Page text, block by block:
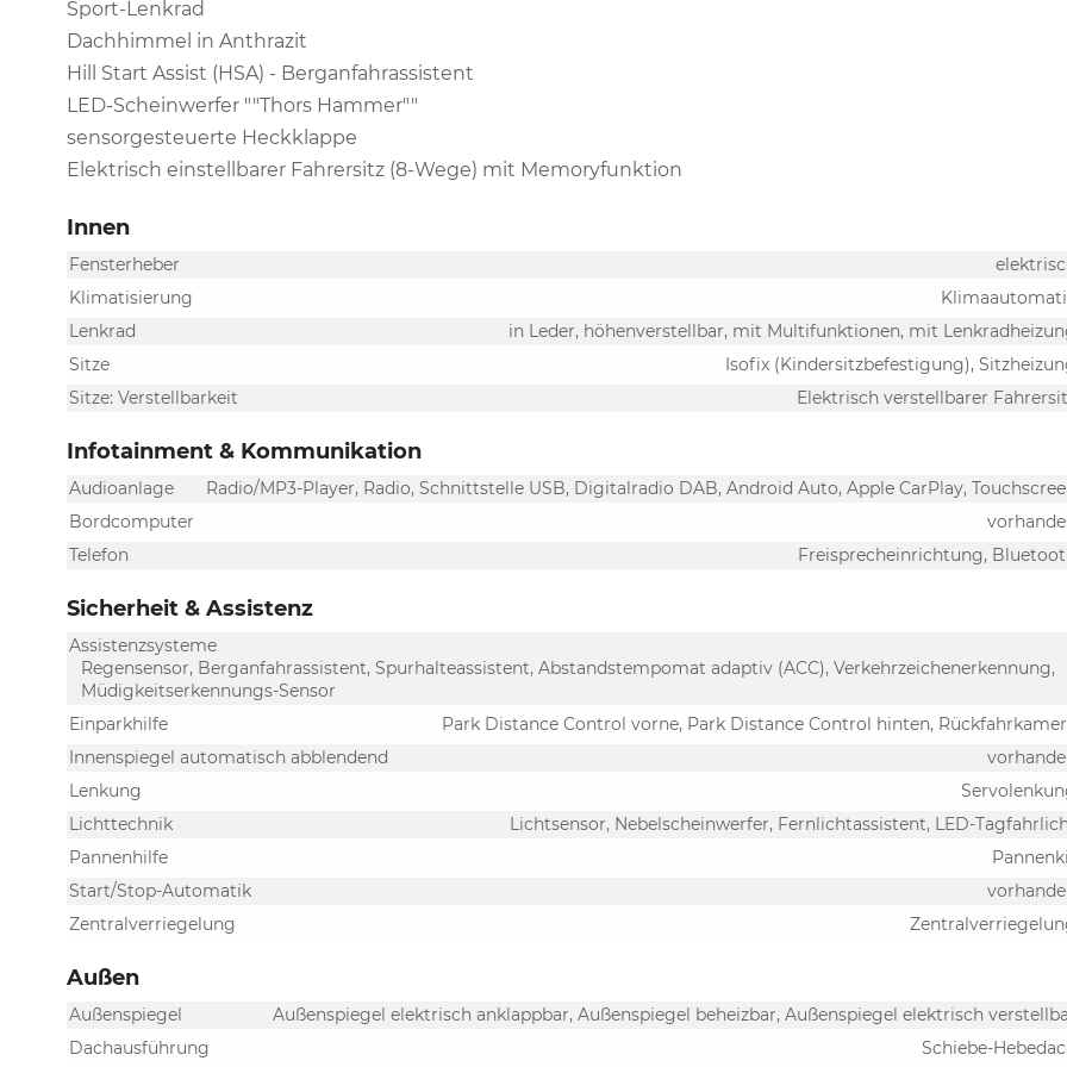
Sport-Lenkrad
Dachhimmel in Anthrazit
Hill Start Assist (HSA) - Berganfahrassistent
LED-Scheinwerfer ""Thors Hammer""
sensorgesteuerte Heckklappe
Elektrisch einstellbarer Fahrersitz (8-Wege) mit Memoryfunktion
Innen
Fensterheber
Klimatisierung
Lenkrad
in Leder, höhenverstellbar, mit Multifunktionen, mit
Sitze
Isofix (Kindersitzbefestigung),
Sitze: Verstellbarkeit
Elektrisch verstellbarer
Infotainment & Kommunikation
Audioanlage
Radio/MP3-Player, Radio, Schnittstelle USB, Digitalradio DAB, Android Auto, Apple CarPlay,
Bordcomputer
Telefon
Freisprecheinrichtung,
Sicherheit & Assistenz
Assistenzsysteme
Regensensor, Berganfahrassistent, Spurhalteassistent, Abstandstempomat adaptiv (ACC), Verkehrzeichenerkennung,
Müdigkeitserkennungs-Sensor
Einparkhilfe
Park Distance Control vorne, Park Distance Control hinten,
Innenspiegel automatisch abblendend
Lenkung
Lichttechnik
Lichtsensor, Nebelscheinwerfer, Fernlichtassistent, LED-
Pannenhilfe
Start/Stop-Automatik
Zentralverriegelung
Außen
Außenspiegel
Außenspiegel elektrisch anklappbar, Außenspiegel beheizbar, Außenspiegel elektrisch
Dachausführung
Schiebe-